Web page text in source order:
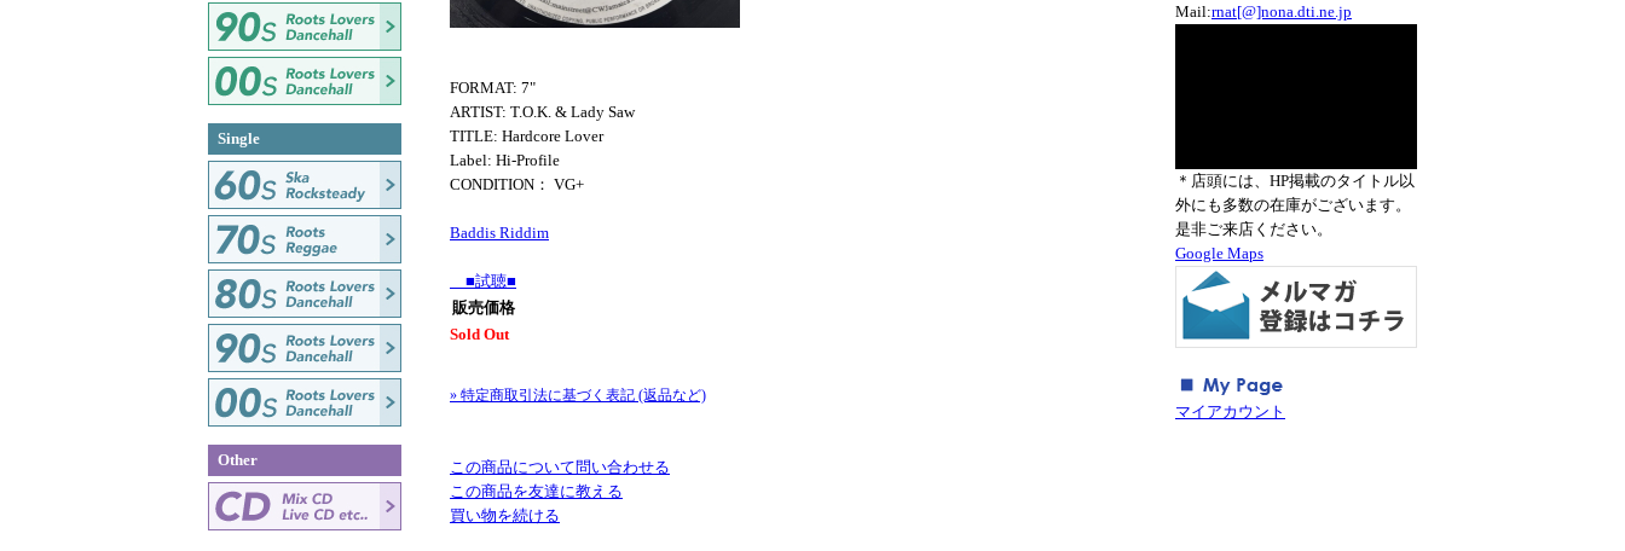
FORMAT: 7"
ARTIST: T.O.K. & Lady Saw
TITLE: Hardcore Lover
Label: Hi-Profile
CONDITION： VG+
Baddis Riddim
■試聴■
販売価格
Sold Out
» 特定商取引法に基づく表記 (返品など)
この商品について問い合わせる
この商品を友達に教える
買い物を続ける
Single
Other
Mail:rnat[@]nona.dti.ne.jp
＊店頭には、HP掲載のタイトル以
外にも多数の在庫がございます。
是非ご来店ください。
Google Maps
マイアカウント